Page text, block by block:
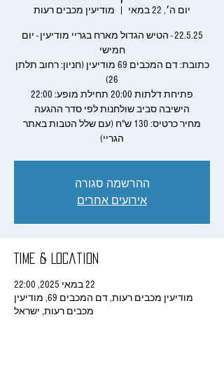
יום ה׳, 22 במאי מודיעין מכבים רעות
22.5.25 - הטיש הגדול מארח בגריי מודיעין - יום
כתובת: דם המכבים 69 מודיעין (חניון: רחוב תלתן
מחיר כרטיס: 130 ש"ח (עם שלל הטבות באתר
הגריי)
ההרשמה סגורה
אירועים אחרים
Time & Location
22 במאי 2025, 22:00
מודיעין מכבים רעות, דם המכבים 69, מודיעין
מכבים רעות, ישראל